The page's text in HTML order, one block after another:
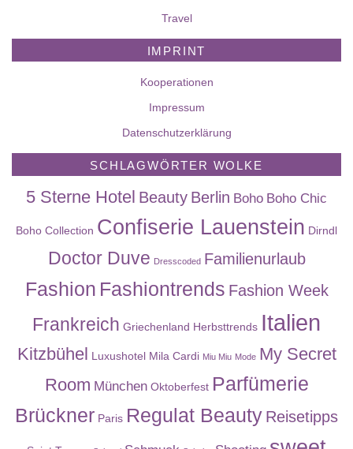
Travel
IMPRINT
Kooperationen
Impressum
Datenschutzerklärung
SCHLAGWÖRTER WOLKE
5 Sterne Hotel Beauty Berlin Boho Boho Chic
Boho Collection Confiserie Lauenstein Dirndl
Doctor Duve Dresscoded Familienurlaub
Fashion Fashiontrends Fashion Week
Frankreich Griechenland Herbsttrends Italien
Kitzbühel Luxushotel Mila Cardi Miu Miu Mode My Secret
Room München Oktoberfest Parfümerie
Brückner Paris Regulat Beauty Reisetipps